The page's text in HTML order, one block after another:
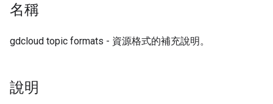
名稱
gdcloud topic formats - 資源格式的補充說明。
說明